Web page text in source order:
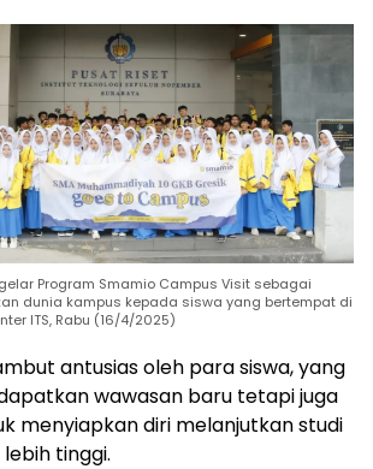
Program Smamio Campus Visit sebagai
dunia kampus kepada siswa yang bertempat di
ITS, Rabu (16/4/2025)
antusias oleh para siswa, yang
wawasan baru tetapi juga
menyiapkan diri melanjutkan studi
tinggi.